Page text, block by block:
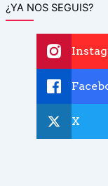
¿YA NOS SEGUIS?
X